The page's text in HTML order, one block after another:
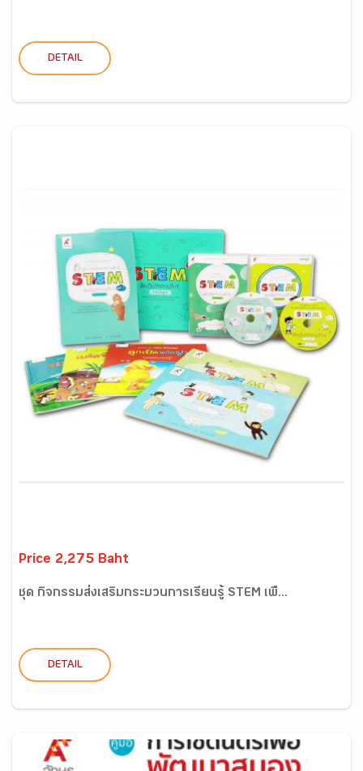
DETAIL
Price 2,275 Baht
ชุด กิจกรรมส่งเสริมกระบวนการเรียนรู้ STEM เพื...
DETAIL